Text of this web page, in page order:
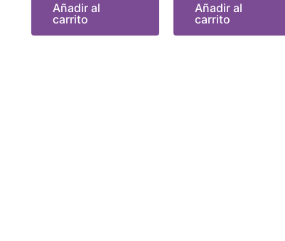
Añadir al
carrito
Añadir al
carrito